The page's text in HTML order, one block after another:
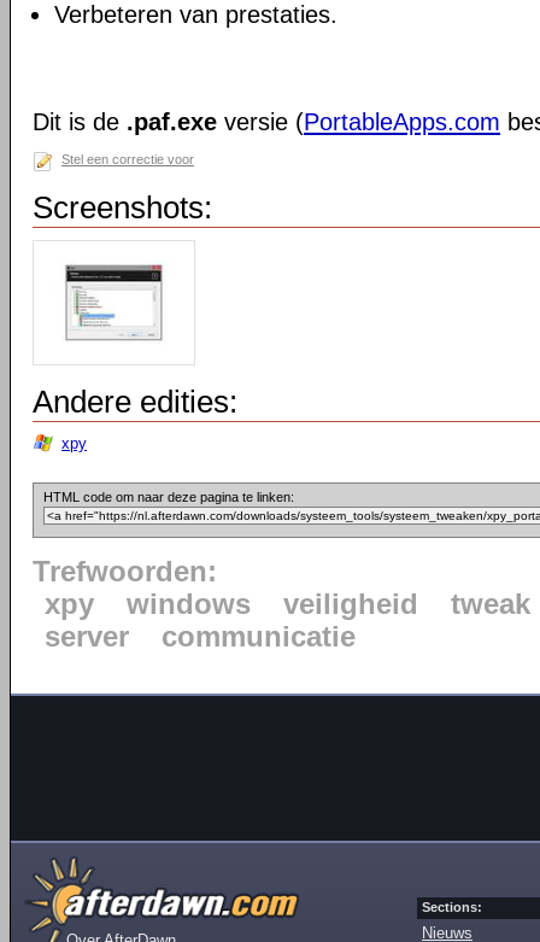
Verbeteren van prestaties.
Dit is de .paf.exe versie (PortableApps.com
Stel een correctie voor
Screenshots:
Andere edities:
xpy
HTML code om naar deze pagina te linken:
Trefwoorden:
xpy
windows veiligheid
tweak
server
communicatie
Sections:
Nieuws